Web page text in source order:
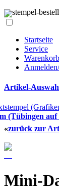
stempel-
Startseite
Service
Artikel-
(Tübingen
«zurück zur
Mini-